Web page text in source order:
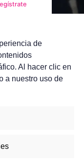
de
Al hacer clic en
a nuestro uso de